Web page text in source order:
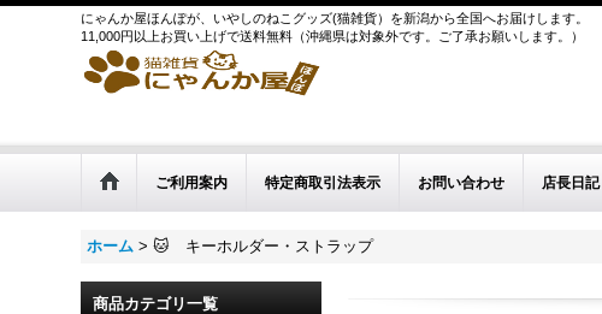
にゃんか屋ほんぽが、いやしのねこグッズ(猫雑貨）を新潟から全国へお届けします。
11,000円以上お買い上げで送料無料（沖縄県は対象外です。ご了承お願いします。）
ご利用案内 特定商取引法表示 お問い合わせ 店長日記
ホーム > 🐱 キーホルダー・ストラップ
商品カテゴリ一覧